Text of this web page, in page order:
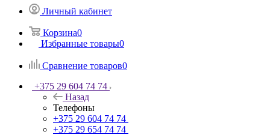
Личный кабинет
Корзина0
Избранные товары0
Сравнение товаров0
+375 29 604 74 74
Назад
Телефоны
+375 29 604 74 74
+375 29 654 74 74